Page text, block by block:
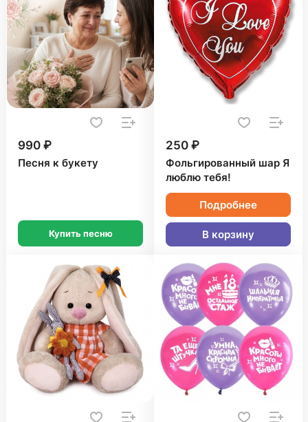
990 ₽
Песня к букету
Купить песню
250 ₽
Фольгированный шар Я
люблю тебя!
Подробнее
В корзину